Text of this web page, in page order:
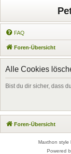
FAQ
Foren-Übersicht
Alle Cookies
Bist du dir sicher, dass
Foren-Übersicht
Maxthon style
Powered